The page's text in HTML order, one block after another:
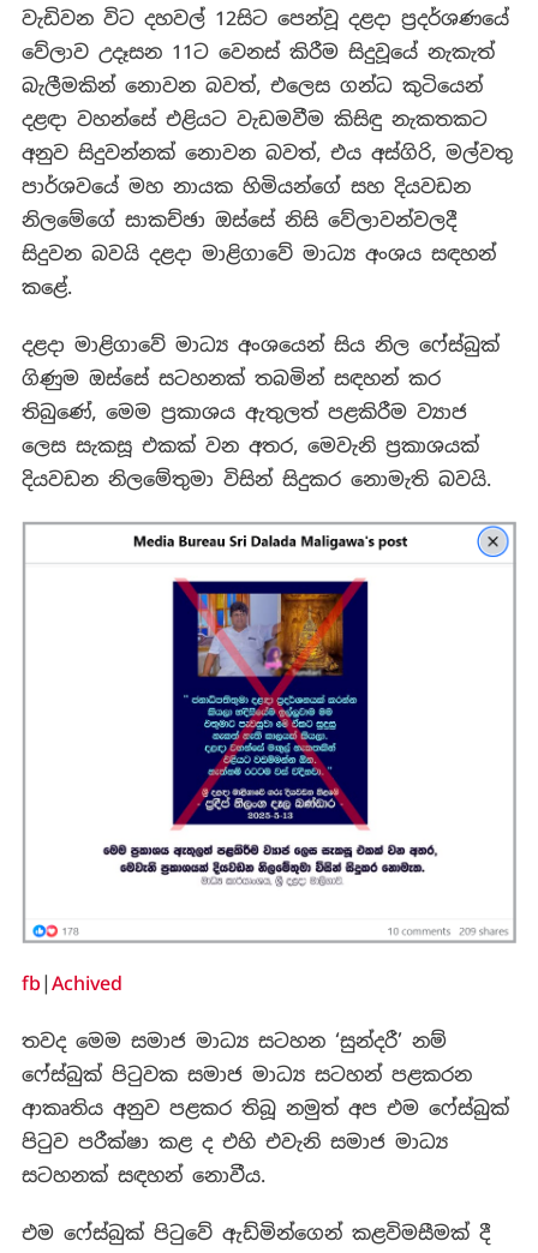
වැඩිවන විට දහවල් 12සිට පෙන්වූ දළදා ප්‍රදර්ශණයේ
වේලාව උදෑසන 11ට වෙනස් කිරීම සිදුවූයේ නැකැත්
බැලීමකින් නොවන බවත්, එලෙස ගන්ධ කුටියෙන්
දළඳා වහන්සේ එළියට වැඩමවීම කිසිඳු නැකතකට
අනුව සිදුවන්නක් නොවන බවත්, එය අස්ගිරි, මල්වතු
පාර්ශවයේ මහ නායක හිමියන්ගේ සහ දියවඩන
නිලමේගේ සාකච්ඡා ඔස්සේ නිසි වේලාවන්වලදී
සිදුවන බවයි දළදා මාළිගාවේ මාධ්‍ය අංශය සඳහන්
කළේ.
දළදා මාළිගාවේ මාධ්‍ය අංශයෙන් සිය නිල ෆේස්බුක්
ගිණුම ඔස්සේ සටහනක් තබමින් සඳහන් කර
තිබුණේ, මෙම ප්‍රකාශය ඇතුලත් පළකිරීම ව්‍යාජ
ලෙස සැකසූ එකක් වන අතර, මෙවැනි ප්‍රකාශයක්
දියවඩන නිලමේතුමා විසින් සිදුකර නොමැති බවයි.
fb |Achived
තවද මෙම සමාජ මාධ්‍ය සටහන ‘සුන්දරී’ නම්
ෆේස්බුක් පිටුවක සමාජ මාධ්‍ය සටහන් පළකරන
ආකෘතිය අනුව පළකර තිබූ නමුත් අප එම ෆේස්බුක්
පිටුව පරීක්ෂා කළ ද එහි එවැනි සමාජ මාධ්‍ය
සටහනක් සඳහන් නොවීය.
එම ෆේස්බුක් පිටුවේ ඇඩ්මින්ගෙන් කළවිමසීමක් දී